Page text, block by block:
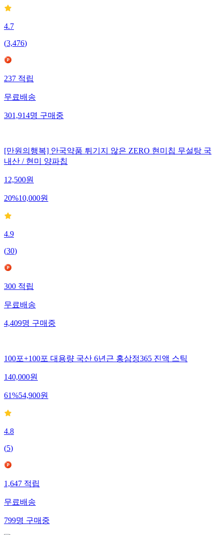
4.7
(3,476)
237적립
무료배송
301,914명구매중
[만원의행복] 안국약품 튀기지 않은 ZERO 현미칩 무설탕 국
내산 / 현미 양파칩
12,500원
20%10,000원
4.9
(30)
300적립
무료배송
4,409명구매중
100포+100포 대용량 국산 6년근 홍삼정365 진액 스틱
140,000원
61%54,900원
4.8
(5)
1,647적립
무료배송
799명구매중